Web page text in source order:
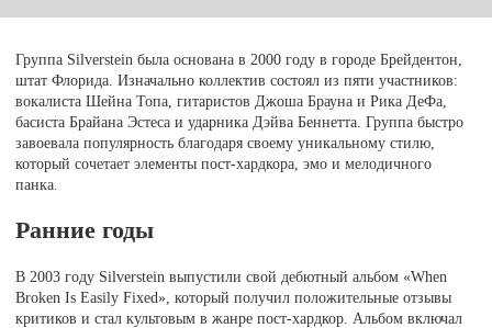
Группа Silverstein была основана в 2000 году в городе Брейдентон,
штат Флорида. Изначально коллектив состоял из пяти участников:
вокалиста Шейна Топа, гитаристов Джоша Брауна и Рика ДеФа,
басиста Брайана Эстеса и ударника Дэйва Беннетта. Группа быстро
завоевала популярность благодаря своему уникальному стилю,
который сочетает элементы пост-хардкора, эмо и мелодичного
панка.
Ранние годы
В 2003 году Silverstein выпустили свой дебютный альбом «When
Broken Is Easily Fixed», который получил положительные отзывы
критиков и стал культовым в жанре пост-хардкор. Альбом включал